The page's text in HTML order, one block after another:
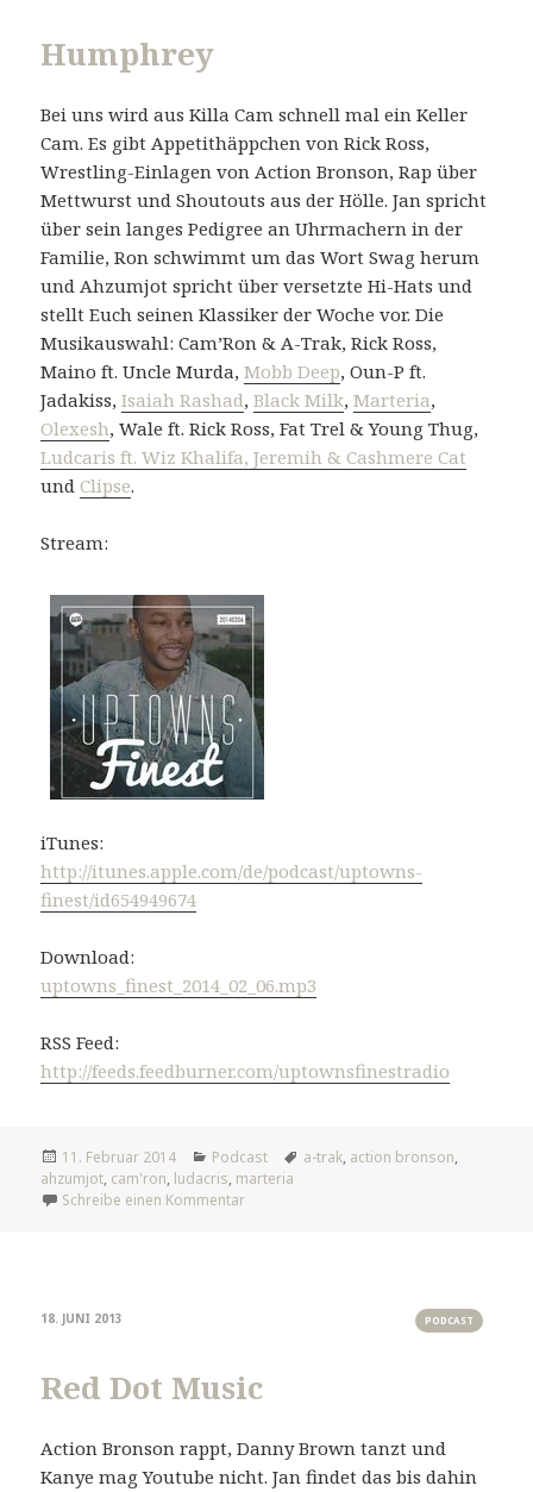
Humphrey
Bei uns wird aus Killa Cam schnell mal ein Keller
Cam. Es gibt Appetithäppchen von Rick Ross,
Wrestling-Einlagen von Action Bronson, Rap über
Mettwurst und Shoutouts aus der Hölle. Jan spricht
über sein langes Pedigree an Uhrmachern in der
Familie, Ron schwimmt um das Wort Swag herum
und Ahzumjot spricht über versetzte Hi-Hats und
stellt Euch seinen Klassiker der Woche vor. Die
Musikauswahl: Cam’Ron & A-Trak, Rick Ross,
Maino ft. Uncle Murda,Mobb Deep, Oun-P ft.
Jadakiss,Isaiah Rashad,Black Milk,Marteria,
Olexesh, Wale ft. Rick Ross, Fat Trel & Young Thug,
Ludcaris ft. Wiz Khalifa, Jeremih & Cashmere Cat
und Clipse.
Stream:
iTunes:
http://itunes.apple.com/de/podcast/uptowns-
finest/id654949674
Download:
uptowns_finest_2014_02_06.mp3
RSS Feed:
http://feeds.feedburner.com/uptownsfinestradio
Veröffentlicht
am
11. Februar 2014 Kategorien
Podcast Tags
a-trak, action bronson,
ahzumjot, cam'ron, ludacris, marteria
Schreibe einen Kommentarzu Humphrey
18. JUNI 2013 PODCAST
Red Dot Music
Action Bronson rappt, Danny Brown tanzt und
Kanye mag Youtube nicht. Jan findet das bis dahin